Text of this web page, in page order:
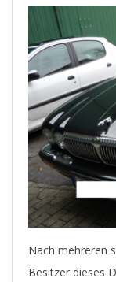
Nach mehreren
Besitzer dieses